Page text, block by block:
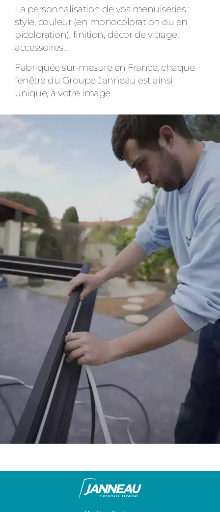
La personnalisation de vos menuiseries :
style, couleur (en monocoloration ou en
bicoloration), finition, décor de vitrage,
accessoires…
Fabriquée sur-mesure en France, chaque
fenêtre du Groupe Janneau est ainsi
unique, à votre image.